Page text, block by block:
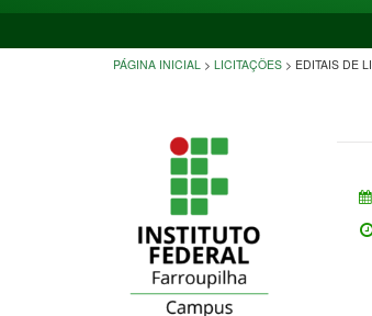
PÁGINA INICIAL > LICITAÇÕES > EDITAIS DE